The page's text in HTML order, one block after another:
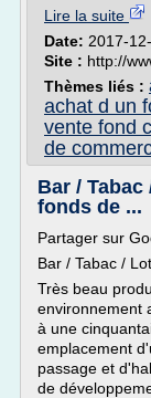
Lire la suite
Date: 2017-
Site : http://
Thèmes liés :
achat d un
vente fond
de
Bar /
fonds de ...
Partager sur
Bar / Tabac /
Très beau
environnement
à une
emplacement
passage et
de